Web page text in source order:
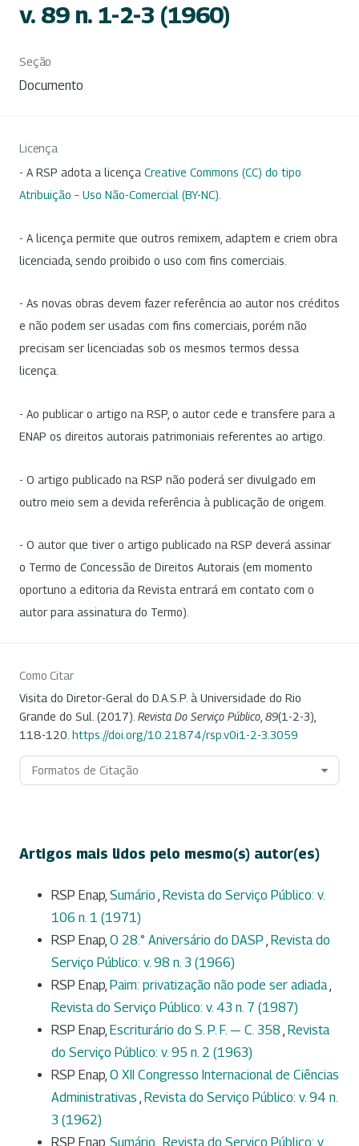
v. 89 n. 1-2-3 (1960)
Seção
Documento
Licença
- A RSP adota a licença Creative Commons (CC) do tipo
Atribuição – Uso Não-Comercial (BY-NC)
- A licença permite que outros remixem, adaptem e criem obra
licenciada, sendo proibido o uso com fins comerciais.
- As novas obras devem fazer referência ao autor nos créditos
e não podem ser usadas com fins comerciais, porém não
precisam ser licenciadas sob os mesmos termos dessa
licença.
- Ao publicar o artigo na RSP, o autor cede e transfere para a
ENAP os direitos autorais patrimoniais referentes ao artigo.
- O artigo publicado na RSP não poderá ser divulgado em
outro meio sem a devida referência à publicação de origem.
- O autor que tiver o artigo publicado na RSP deverá assinar
o Termo de Concessão de Direitos Autorais (em momento
oportuno a editoria da Revista entrará em contato com o
autor para assinatura do Termo).
Como Citar
Visita do Diretor-Geral do D.A.S.P. à Universidade do Rio
Grande do Sul. (2017). Revista Do Serviço Público 89(1-2-3),
118-120. https://doi.org/10.21874/rsp.v0i1-2-3.3059
Formatos de Citação
Artigos mais lidos pelo mesmo(s) autor(es)
RSP Enap, Sumário , Revista do Serviço Público: v.
106 n. 1 (1971)
RSP Enap, O 28.° Aniversário do DASP , Revista do
Serviço Público: v. 98 n. 3 (1966)
RSP Enap, Paim: privatização não pode ser adiada,
Revista do Serviço Público: v. 43 n. 7 (1987)
RSP Enap, Escriturário do S. P. F. — C. 358 , Revista
do Serviço Público: v. 95 n. 2 (1963)
RSP Enap, O XII Congresso Internacional de Ciências
Administrativas , Revista do Serviço Público: v. 94 n.
3 (1962)
RSP Enap, Sumário Revista do Serviço Público: v.